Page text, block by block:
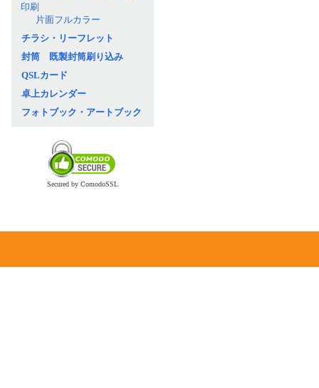
印刷
片面フルカラー
チラシ・リーフレット
封筒 既製封筒刷り込み
QSLカード
卓上カレンダー
フォトブック・アートブック
Secured by ComodoSSL